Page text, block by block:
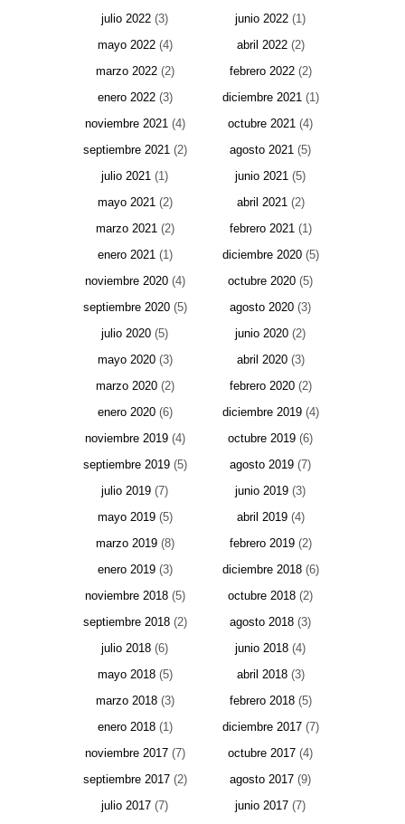
julio 2022 (3) junio 2022 (1)
mayo 2022(4) abril 2022(2)
marzo 2022(2) febrero 2022(2)
enero 2022(3) diciembre 2021(1)
noviembre 2021(4) octubre 2021 (4)
septiembre 2021(2) agosto 2021 (5)
julio 2021 (1) junio 2021 (5)
mayo 2021(2) abril 2021(2)
marzo 2021(2) febrero 2021(1)
enero 2021(1) diciembre 2020(5)
noviembre 2020(4) octubre 2020 (5)
septiembre 2020(5) agosto 2020 (3)
julio 2020 (5) junio 2020 (2)
mayo 2020(3) abril 2020(3)
marzo 2020(2) febrero 2020(2)
enero 2020(6) diciembre 2019(4)
noviembre 2019(4) octubre 2019 (6)
septiembre 2019(5) agosto 2019 (7)
julio 2019 (7) junio 2019 (3)
mayo 2019(5) abril 2019(4)
marzo 2019(8) febrero 2019(2)
enero 2019(3) diciembre 2018(6)
noviembre 2018(5) octubre 2018 (2)
septiembre 2018(2) agosto 2018 (3)
julio 2018 (6) junio 2018 (4)
mayo 2018(5) abril 2018(3)
marzo 2018(3) febrero 2018(5)
enero 2018(1) diciembre 2017(7)
noviembre 2017(7) octubre 2017 (4)
septiembre 2017(2) agosto 2017 (9)
julio 2017 (7) junio 2017 (7)